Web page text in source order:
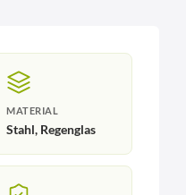
MATERIAL
Stahl, Regenglas